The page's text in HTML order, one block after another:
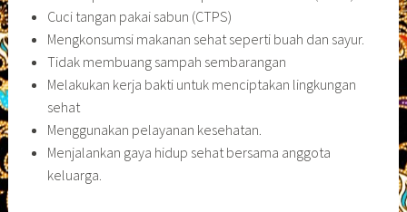
Cuci tangan pakai sabun (CTPS)
Mengkonsumsi makanan sehat seperti buah dan sayur.
Tidak membuang sampah sembarangan
Melakukan kerja bakti untuk menciptakan lingkungan
sehat
Menggunakan pelayanan kesehatan.
Menjalankan gaya hidup sehat bersama anggota
keluarga.